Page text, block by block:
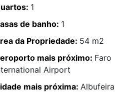
1
de banho: 1
da Propriedade: 54 m2
mais próximo: Faro
Airport
mais próxima: Albufeira